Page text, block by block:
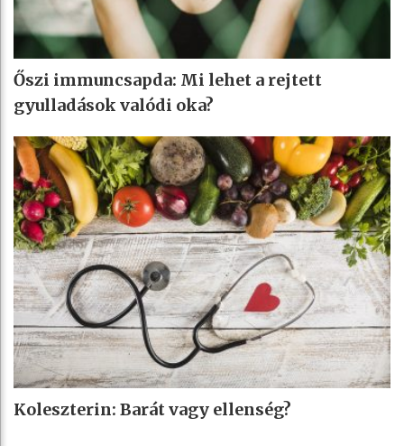
Őszi immuncsapda: Mi lehet a rejtett
gyulladások valódi oka?
Koleszterin: Barát vagy ellenség?